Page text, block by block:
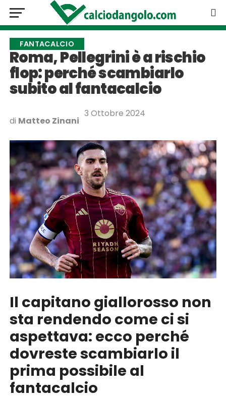
FANTACALCIO
Roma, Pellegrini è a rischio
flop: perché scambiarlo
subito al fantacalcio
di Matteo Zinani
3 Ottobre 2024
Il capitano giallorosso non
sta rendendo come ci si
aspettava: ecco perché
dovreste scambiarlo il
prima possibile al
fantacalcio